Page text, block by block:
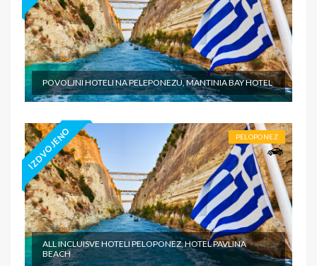
POVOLJNI HOTELI NA PELEPONEZU, MANTINIA BAY HOTEL
IZDVOJENO PELOPONEZ
ALL INCLUISVE HOTELI PELOPONEZ, HOTEL PAVLINA
BEACH